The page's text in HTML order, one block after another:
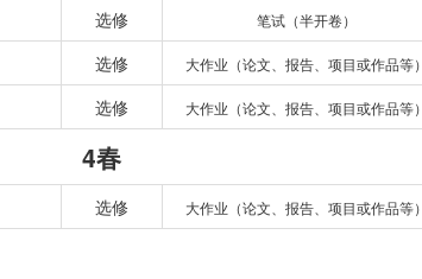
选修 笔试（半开卷）
选修 大作业（论文、报告、项目或作品等）
选修 大作业（论文、报告、项目或作品等）
4春
选修 大作业（论文、报告、项目或作品等）